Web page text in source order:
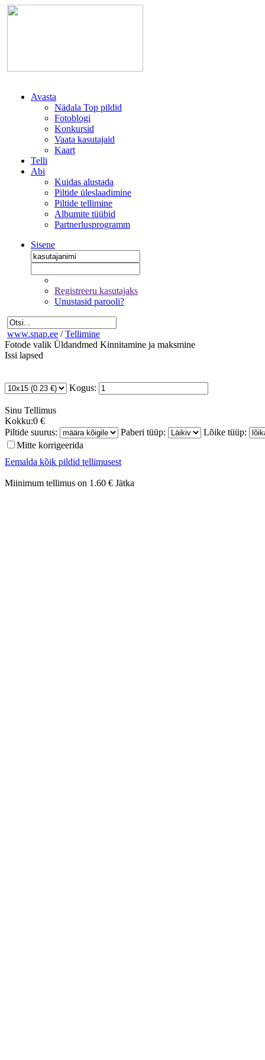
Avasta
Nädala Top pildid
Fotoblogi
Konkursid
Vaata kasutajaid
Kaart
Telli
Abi
Kuidas alustada
Piltide üleslaadimine
Piltide tellimine
Albumite tüübid
Partnerlusprogramm
Sisene
Registreeru kasutajaks
Unustasid parooli?
www.snap.ee / Tellimine
Fotode valik Üldandmed Kinnitamine ja maksmine
Issi lapsed
Kogus:
Sinu Tellimus
Kokku:0 €
Piltide suurus:
Paberi tüüp:
Lõike tüüp:
Mitte korrigeerida
Eemalda kõik pildid tellimusest
Miinimum tellimus on 1.60 € Jätka